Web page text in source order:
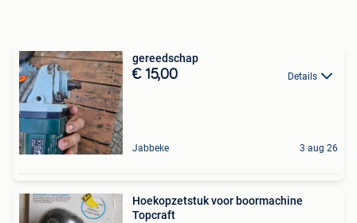
gereedschap
€ 15,00 Details
Jabbeke 3 aug 26
Hoekopzetstuk voor boormachine
Topcraft